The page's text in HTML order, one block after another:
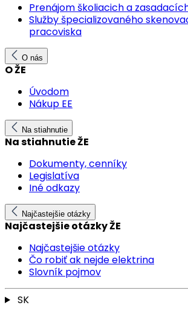
Prenájom školiacich a
Služby špecializovaného
pracoviska
O nás
O ŽE
Úvodom
Nákup EE
Na stiahnutie
Na stiahnutie ŽE
Dokumenty, cenníky
Legislatíva
Iné odkazy
Najčastejšie otázky
Najčastejšie otázky ŽE
Najčastejšie otázky
Čo robiť ak nejde elektrina
Slovník pojmov
SK